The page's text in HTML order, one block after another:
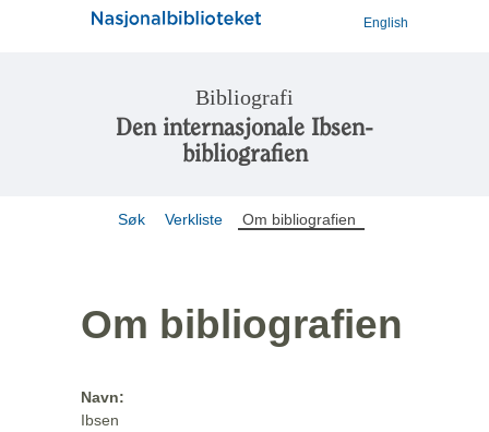
English
Bibliografi
Den internasjonale Ibsen-
bibliografien
Søk Verkliste Om bibliografien
Om bibliografien
Navn:
Ibsen